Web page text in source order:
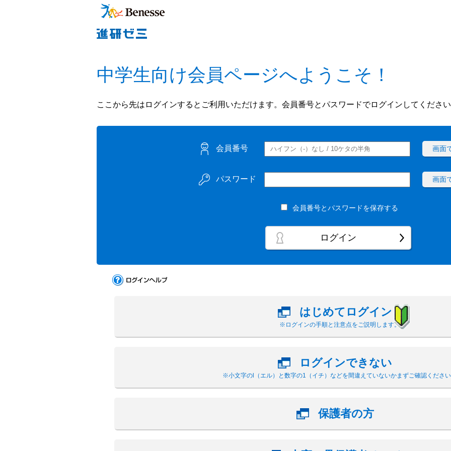
中学生向け会員ページへようこそ！
ここから先はログインするとご利用いただけます。会員番号とパスワードでログインしてくださ
会員番号 画面
パスワード 画面
会員番号とパスワードを保存する
ログイン
はじめてログイン
※ログインの手順と注意点をご説明します。
ログインできない
※小文字のl（エル）と数字の1（イチ）などを間違えていないかまずご確認くださ
保護者の方